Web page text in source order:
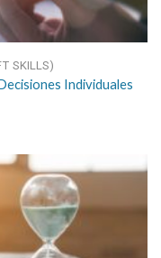
SKILLS)
Individuales